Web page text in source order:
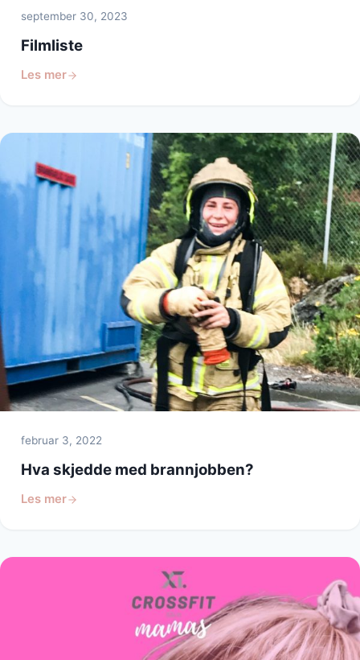
september 30, 2023
Filmliste
Les mer
februar 3, 2022
Hva skjedde med brannjobben?
Les mer